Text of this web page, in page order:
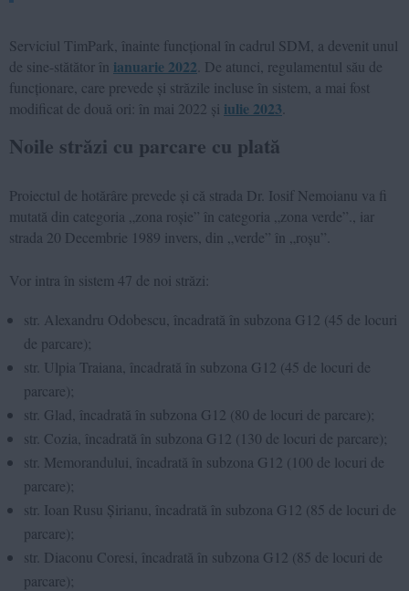
Serviciul TimPark, înainte funcțional în cadrul SDM, a devenit unul
de sine-stătător în ianuarie 2022 . De atunci, regulamentul său de
funcționare, care prevede și străzile incluse în sistem, a mai fost
modificat de două ori: în mai 2022 și iulie 2023
Noile străzi cu parcare cu plată
Proiectul de hotărâre prevede și că strada Dr. Iosif Nemoianu va fi
mutată din categoria „zona roșie” în categoria „zona verde”., iar
strada 20 Decembrie 1989 invers, din „verde” în „roșu”.
Vor intra în sistem 47 de noi străzi:
str. Alexandru Odobescu, încadrată în subzona G12 (45 de locuri
de parcare);
str. Ulpia Traiana, încadrată în subzona G12 (45 de locuri de
parcare);
str. Glad, încadrată în subzona G12 (80 de locuri de parcare);
str. Cozia, încadrată în subzona G12 (130 de locuri de parcare);
str. Memorandului, încadrată în subzona G12 (100 de locuri de
parcare);
str. Ioan Rusu Șirianu, încadrată în subzona G12 (85 de locuri de
parcare);
str. Diaconu Coresi, încadrată în subzona G12 (85 de locuri de
parcare);